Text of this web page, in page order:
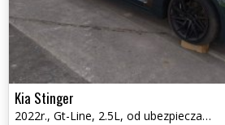
Kia Stinger
2022r., Gt-Line, 2.5L, od ubezpieczalni